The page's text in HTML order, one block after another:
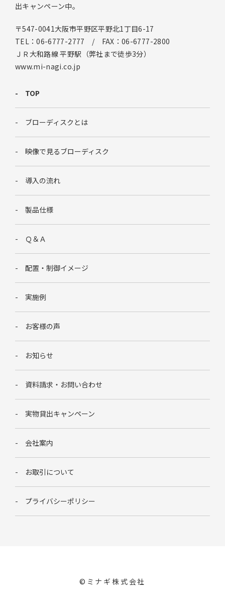
出キャンペーン中。
〒547-0041大阪市平野区平野北1丁目6-17
TEL：06-6777-2777 / FAX：06-6777-2800
ＪＲ大和路線 平野駅（弊社まで徒歩3分）
www.mi-nagi.co.jp
TOP
ブローディスクとは
映像で見るブローディスク
導入の流れ
製品仕様
Ｑ＆Ａ
配置・制御イメージ
実施例
お客様の声
お知らせ
資料請求・お問い合わせ
実物貸出キャンペーン
会社案内
お取引について
プライバシーポリシー
©︎ミナギ株式会社